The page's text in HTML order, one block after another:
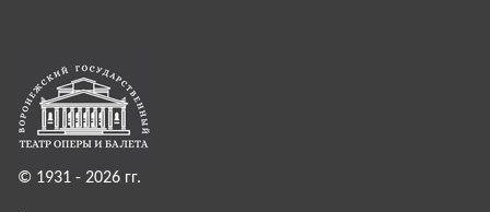
© 1931 - 2026 гг.